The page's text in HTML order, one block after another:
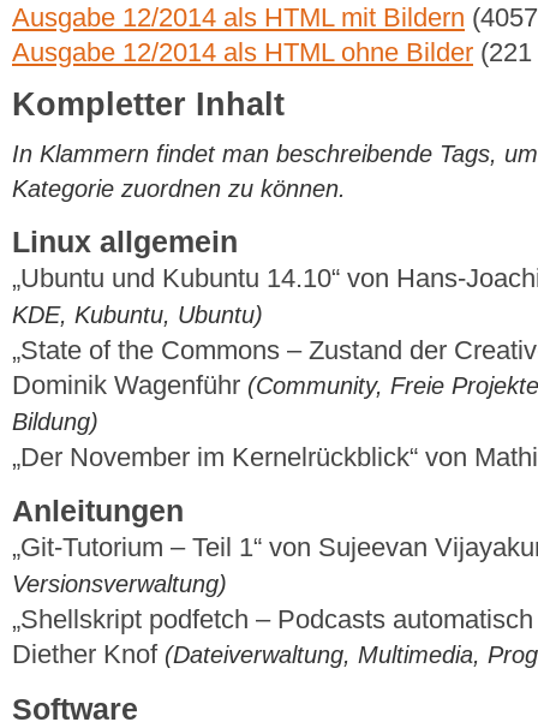
Ausgabe 12/2014 als HTML mit Bildern
Ausgabe 12/2014 als HTML ohne Bilder
Kompletter Inhalt
In Klammern findet man beschreibende Tags,
Kategorie zuordnen zu können.
Linux allgemein
„Ubuntu und Kubuntu 14.10“ von Hans-
KDE, Kubuntu, Ubuntu)
„State of the Commons – Zustand der
Dominik Wagenführ (Community, Freie
Bildung)
„Der November im Kernelrückblick“ von
Anleitungen
„Git-Tutorium – Teil 1“ von Sujeevan
Versionsverwaltung)
„Shellskript podfetch – Podcasts
Diether Knof (Dateiverwaltung, Multimedia,
Software